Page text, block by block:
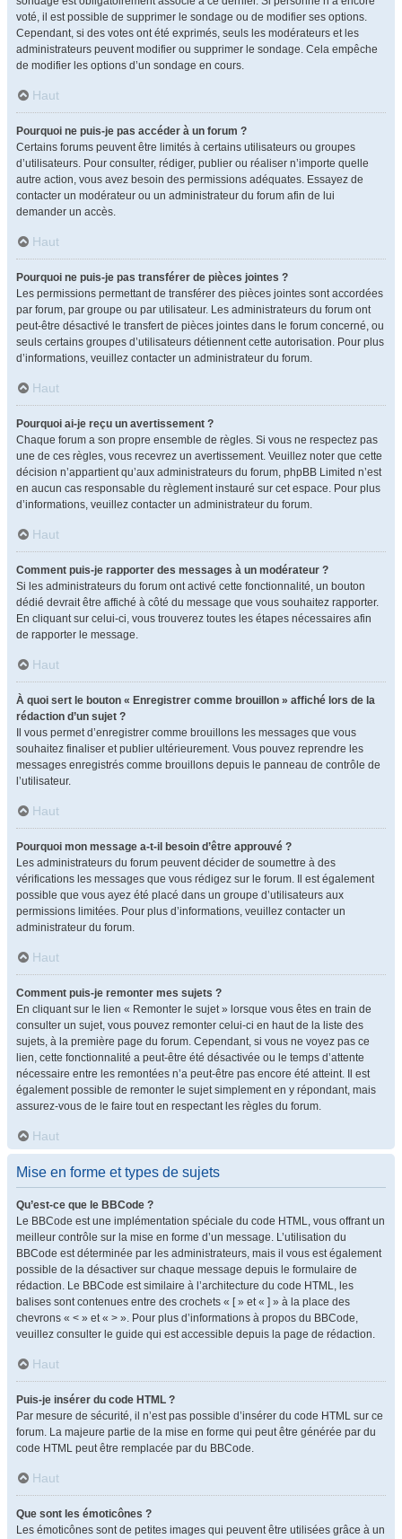
voté, il est possible de supprimer le sondage ou de modifier ses options.
Cependant, si des votes ont été exprimés, seuls les modérateurs et les
administrateurs peuvent modifier ou supprimer le sondage. Cela empêche
de modifier les options d’un sondage en cours.
Haut
Pourquoi ne puis-je pas accéder à un forum ?
Certains forums peuvent être limités à certains utilisateurs ou groupes
d’utilisateurs. Pour consulter, rédiger, publier ou réaliser n’importe quelle
autre action, vous avez besoin des permissions adéquates. Essayez de
contacter un modérateur ou un administrateur du forum afin de lui
demander un accès.
Haut
Pourquoi ne puis-je pas transférer de pièces jointes ?
Les permissions permettant de transférer des pièces jointes sont accordées
par forum, par groupe ou par utilisateur. Les administrateurs du forum ont
peut-être désactivé le transfert de pièces jointes dans le forum concerné, ou
seuls certains groupes d’utilisateurs détiennent cette autorisation. Pour plus
d’informations, veuillez contacter un administrateur du forum.
Haut
Pourquoi ai-je reçu un avertissement ?
Chaque forum a son propre ensemble de règles. Si vous ne respectez pas
une de ces règles, vous recevrez un avertissement. Veuillez noter que cette
décision n’appartient qu’aux administrateurs du forum, phpBB Limited n’est
en aucun cas responsable du règlement instauré sur cet espace. Pour plus
d’informations, veuillez contacter un administrateur du forum.
Haut
Comment puis-je rapporter des messages à un modérateur ?
Si les administrateurs du forum ont activé cette fonctionnalité, un bouton
dédié devrait être affiché à côté du message que vous souhaitez rapporter.
En cliquant sur celui-ci, vous trouverez toutes les étapes nécessaires afin
de rapporter le message.
Haut
À quoi sert le bouton « Enregistrer comme brouillon » affiché lors de la
rédaction d’un sujet ?
Il vous permet d’enregistrer comme brouillons les messages que vous
souhaitez finaliser et publier ultérieurement. Vous pouvez reprendre les
messages enregistrés comme brouillons depuis le panneau de contrôle de
l’utilisateur.
Haut
Pourquoi mon message a-t-il besoin d’être approuvé ?
Les administrateurs du forum peuvent décider de soumettre à des
vérifications les messages que vous rédigez sur le forum. Il est également
possible que vous ayez été placé dans un groupe d’utilisateurs aux
permissions limitées. Pour plus d’informations, veuillez contacter un
administrateur du forum.
Haut
Comment puis-je remonter mes sujets ?
En cliquant sur le lien « Remonter le sujet » lorsque vous êtes en train de
consulter un sujet, vous pouvez remonter celui-ci en haut de la liste des
sujets, à la première page du forum. Cependant, si vous ne voyez pas ce
lien, cette fonctionnalité a peut-être été désactivée ou le temps d’attente
nécessaire entre les remontées n’a peut-être pas encore été atteint. Il est
également possible de remonter le sujet simplement en y répondant, mais
assurez-vous de le faire tout en respectant les règles du forum.
Haut
Mise en forme et types de sujets
Qu’est-ce que le BBCode ?
Le BBCode est une implémentation spéciale du code HTML, vous offrant un
meilleur contrôle sur la mise en forme d’un message. L’utilisation du
BBCode est déterminée par les administrateurs, mais il vous est également
possible de la désactiver sur chaque message depuis le formulaire de
rédaction. Le BBCode est similaire à l’architecture du code HTML, les
balises sont contenues entre des crochets « [ » et « ] » à la place des
chevrons « < » et « > ». Pour plus d’informations à propos du BBCode,
veuillez consulter le guide qui est accessible depuis la page de rédaction.
Haut
Puis-je insérer du code HTML ?
Par mesure de sécurité, il n’est pas possible d’insérer du code HTML sur ce
forum. La majeure partie de la mise en forme qui peut être générée par du
code HTML peut être remplacée par du BBCode.
Haut
Que sont les émoticônes ?
Les émoticônes sont de petites images qui peuvent être utilisées grâce à un